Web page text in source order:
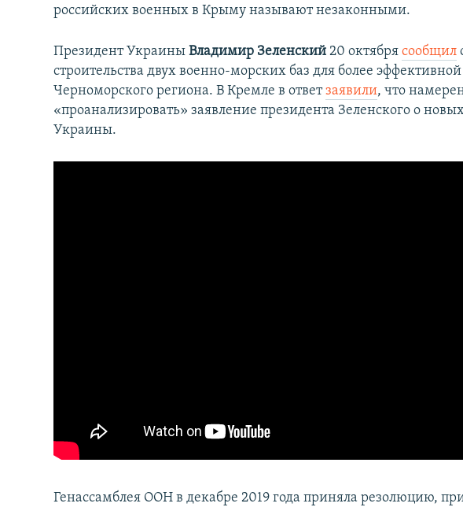
российских военных в Крыму называют незаконными.
Президент Украины Владимир Зеленский 20 октябрясообщил
строительства двух военно-морских баз для более
Черноморского региона. В Кремле в ответзаявили, что
«проанализировать» заявление президента Зеленского о
Украины.
Генассамблея ООН в декабре 2019 года приняла резолюцию,